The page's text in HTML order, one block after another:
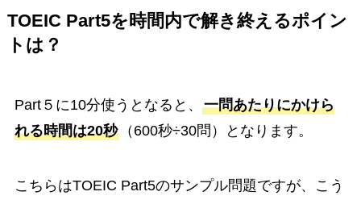
TOEIC Part5を時間内で解き終えるポイン
トは？
Part５に10分使うとなると、 一問あたりにかけら
れる時間は20秒（600秒÷30問）となります。
こちらはTOEIC Part5のサンプル問題ですが、こう